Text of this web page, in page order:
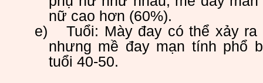
nữ cao hơn (60%).
e)
Tuổi: Mày đay có thể xảy
nhưng mề đay mạn tính phổ
tuổi 40-50.